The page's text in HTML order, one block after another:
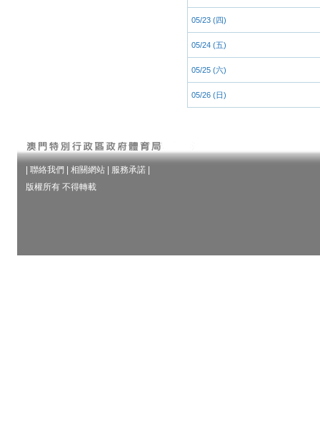
05/23 (四)
05/24 (五)
05/25 (六)
05/26 (日)
聯絡我們 相關網站 服務承諾
版權所有 不得轉載